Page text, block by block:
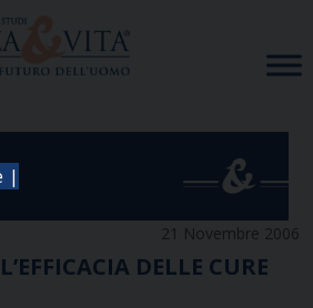
|
21 Novembre 2006
DELLE CURE